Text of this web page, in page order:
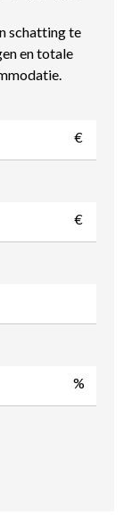
schatting te
en totale
€
€
%